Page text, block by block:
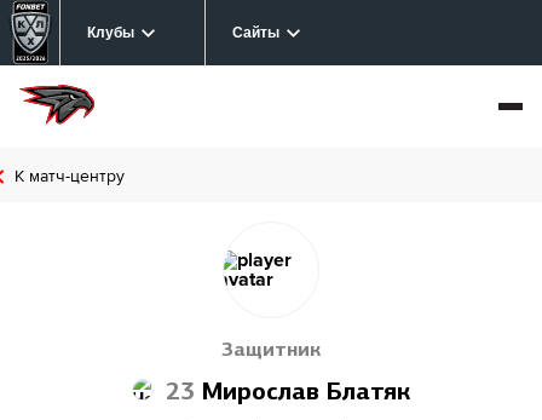
Клубы Сайты
К матч-центру
Защитник
23 Мирослав Блатяк